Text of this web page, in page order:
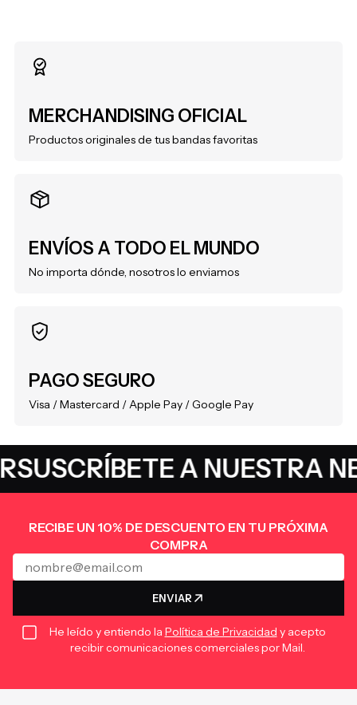
MERCHANDISING OFICIAL
Productos originales de tus bandas favoritas
ENVÍOS A TODO EL MUNDO
No importa dónde, nosotros lo enviamos
PAGO SEGURO
Visa / Mastercard / Apple Pay / Google Pay
A NUESTRA
RECIBE UN 10% DE DESCUENTO EN TU PRÓXIMA
COMPRA
ENVIAR
He leído y entiendo la Política de Privacidad y acepto
recibir comunicaciones comerciales por Mail.